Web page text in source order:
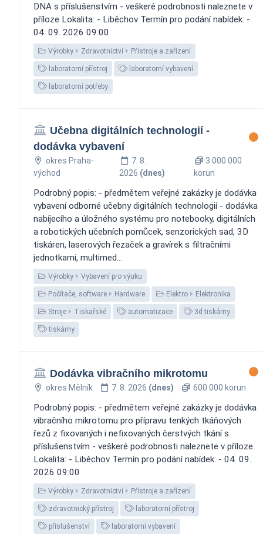
DNA s příslušenstvím - veškeré podrobnosti naleznete v
příloze Lokalita: - Liběchov Termín pro podání nabídek: -
04. 09. 2026 09:00
Výrobky Zdravotnictví Přístroje a zařízení
laboratorní přístroj laboratorní vybavení
laboratorní potřeby
Učebna digitálních technologií -
dodávka vybavení
okres Praha-
východ
7. 8.
2026 (dnes)
3 000 000
korun
Podrobný popis: - předmětem veřejné zakázky je dodávka
vybavení odborné učebny digitálních technologií - dodávka
nabíjecího a úložného systému pro notebooky, digitálních
a robotických učebních pomůcek, senzorických sad, 3D
tiskáren, laserových řezaček a gravírek s filtračními
jednotkami, multimed...
Výrobky Vybavení pro výuku
Počítače, software Hardware Elektro Elektronika
Stroje Tiskařské automatizace 3d tiskárny
tiskárny
Dodávka vibračního mikrotomu
okres Mělník 7. 8. 2026 (dnes) 600 000 korun
Podrobný popis: - předmětem veřejné zakázky je dodávka
vibračního mikrotomu pro přípravu tenkých tkáňových
řezů z fixovaných i nefixovaných čerstvých tkání s
příslušenstvím - veškeré podrobnosti naleznete v příloze
Lokalita: - Liběchov Termín pro podání nabídek: - 04. 09.
2026 09:00
Výrobky Zdravotnictví Přístroje a zařízení
zdravotnický přístroj laboratorní přístroj
příslušenství laboratorní vybavení